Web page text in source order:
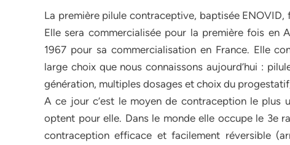
La première pilule contraceptive, baptisée
Elle sera commercialisée pour la première fois en
1967 pour sa commercialisation en France. Elle
large choix que nous connaissons aujourd’hui :
génération, multiples dosages et choix du
A ce jour c’est le moyen de contraception le plus
optent pour elle. Dans le monde elle occupe le 3e
contraception efficace et facilement réversible